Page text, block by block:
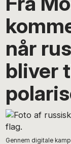
når
bliver
Gennem digitale